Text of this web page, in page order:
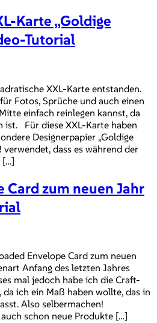
Karte „Goldige
Tutorial
XXL-Karte entstanden.
Fotos, Sprüche und auch einen
einfach reinlegen kannst, da
ist. Für diese XXL-Karte haben
Designerpapier „Goldige
dass es während der
[…]
Card zum neuen Jahr
Envelope Card zum neuen
Anfang des letzten Jahres
mal jedoch habe ich die Craft-
ich ein Maß haben wollte, das in
Also selbermachen!
schon neue Produkte […]